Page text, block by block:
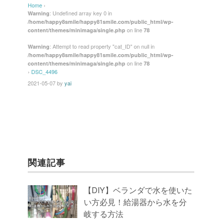
e
b
o
o
k
er e
st
Home ›
Warning: Undefined array key 0 in
/home/happy8smile/happy81smile.com/public_html/wp-
content/themes/minimaga/single.php on line 78
Warning: Attempt to read property "cat_ID" on null in
/home/happy8smile/happy81smile.com/public_html/wp-
content/themes/minimaga/single.php on line 78
› DSC_4496
2021-05-07by yai
関連記事
【DIY】ベランダで水を使いた
い方必見！給湯器から水を分
岐する方法